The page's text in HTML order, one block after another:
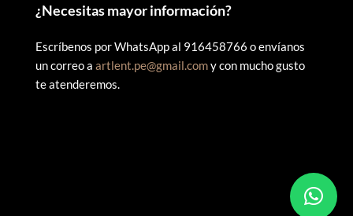
¿Necesitas mayor información?
Escríbenos por WhatsApp al 916458766 o envíanos
un correo a artlent.pe@gmail.comy con mucho gusto
te atenderemos.
2025 ARTLENT PERÚ – RUC:20606409207 – Todos los